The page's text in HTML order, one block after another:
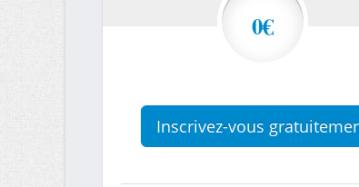
0€
Inscrivez-vous